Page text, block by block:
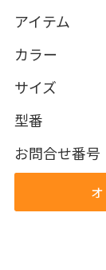
アイテム
カラー
サイズ
型番
お問合せ番